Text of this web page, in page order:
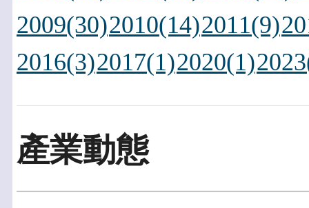
2009(30)2010(14)2011(9)
2016(3)2017(1)2020(1)
產業動態